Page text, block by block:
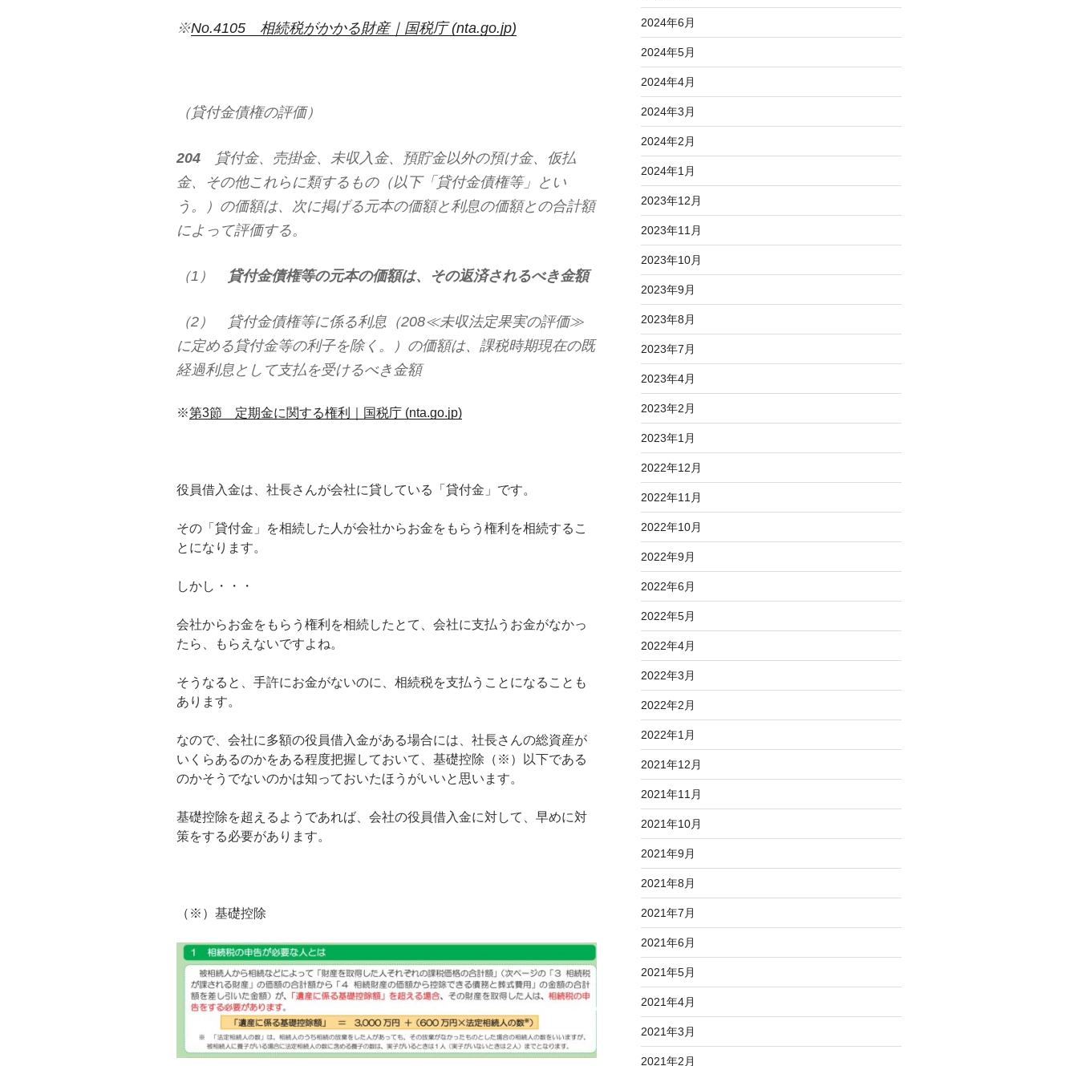
※No.4105 相続税がかかる財産｜国税庁 (nta.go.jp)
（貸付金債権の評価）
204
貸付金、売掛金、未収入金、預貯金以外の預け金、仮払
金、その他これらに類するもの（以下「貸付金債権等」とい
う。）の価額は、次に掲げる元本の価額と利息の価額との合計額
によって評価する。
（1） 貸付金債権等の元本の価額は、その返済されるべき金額
（2） 貸付金債権等に係る利息（208≪未収法定果実の評価≫
に定める貸付金等の利子を除く。）の価額は、課税時期現在の既
経過利息として支払を受けるべき金額
※第3節 定期金に関する権利｜国税庁 (nta.go.jp)
役員借入金は、社長さんが会社に貸している「貸付金」です。
その「貸付金」を相続した人が会社からお金をもらう権利を相続するこ
とになります。
しかし・・・
会社からお金をもらう権利を相続したとて、会社に支払うお金がなかっ
たら、もらえないですよね。
そうなると、手許にお金がないのに、相続税を支払うことになることも
あります。
なので、会社に多額の役員借入金がある場合には、社長さんの総資産が
いくらあるのかをある程度把握しておいて、基礎控除（※）以下である
のかそうでないのかは知っておいたほうがいいと思います。
基礎控除を超えるようであれば、会社の役員借入金に対して、早めに対
策をする必要があります。
（※）基礎控除
2024年6月
2024年5月
2024年4月
2024年3月
2024年2月
2024年1月
2023年12月
2023年11月
2023年10月
2023年9月
2023年8月
2023年7月
2023年4月
2023年2月
2023年1月
2022年12月
2022年11月
2022年10月
2022年9月
2022年6月
2022年5月
2022年4月
2022年3月
2022年2月
2022年1月
2021年12月
2021年11月
2021年10月
2021年9月
2021年8月
2021年7月
2021年6月
2021年5月
2021年4月
2021年3月
2021年2月